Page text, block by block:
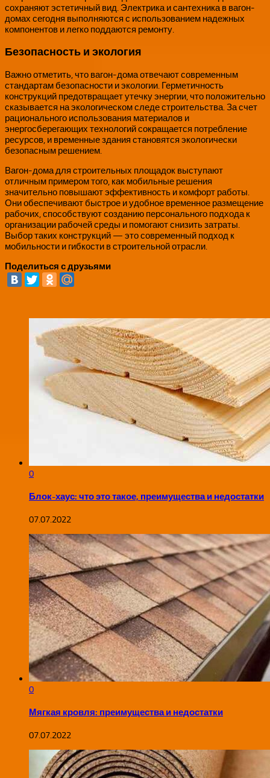
сохраняют эстетичный вид. Электрика и сантехника в вагон-
домах сегодня выполняются с использованием надежных
компонентов и легко поддаются ремонту.
Безопасность и экология
Важно отметить, что вагон-дома отвечают современным
стандартам безопасности и экологии. Герметичность
конструкций предотвращает утечку энергии, что положительно
сказывается на экологическом следе строительства. За счет
рационального использования материалов и
энергосберегающих технологий сокращается потребление
ресурсов, и временные здания становятся экологически
безопасным решением.
Вагон-дома для строительных площадок выступают
отличным примером того, как мобильные решения
значительно повышают эффективность и комфорт работы.
Они обеспечивают быстрое и удобное временное размещение
рабочих, способствуют созданию персонального подхода к
организации рабочей среды и помогают снизить затраты.
Выбор таких конструкций — это современный подход к
мобильности и гибкости в строительной отрасли.
Поделиться с друзьями
0
Блок-хаус: что это такое, преимущества и недостатки
07.07.2022
0
Мягкая кровля: преимущества и недостатки
07.07.2022